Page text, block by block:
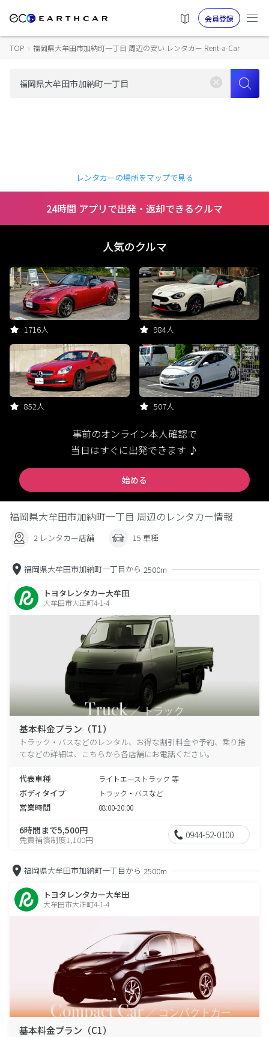
会員登録
TOP › 福岡県大牟田市加納町一丁目 周辺の安い レンタカー Rent-a-Car
レンタカーの場所をマップで見る
24時間 アプリで出発・返却できるクルマ
人気のクルマ
1716人 984人
852人 507人
事前のオンライン本人確認で
当日はすぐに出発できます ♪
始める
福岡県大牟田市加納町一丁目 周辺のレンタカー情報
2 レンタカー店舗 15 車種
福岡県大牟田市加納町一丁目から 2500m
トヨタレンタカー大牟田
大牟田市大正町4-1-4
基本料金プラン（T1）
トラック・バスなどのレンタル、お得な割引料金や予約、乗り捨
てなどの詳細は、こちらから各店舗にお電話ください。
代表車種 ライトエーストラック 等
ボディタイプ トラック・バスなど
営業時間 08:00-20:00
6時間まで5,500円
免責補償制度1,100円 0944-52-0100
福岡県大牟田市加納町一丁目から 2500m
トヨタレンタカー大牟田
大牟田市大正町4-1-4
基本料金プラン（C1）